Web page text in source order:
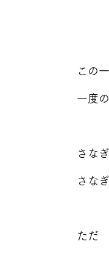
この
一度
さな
さな
ただ